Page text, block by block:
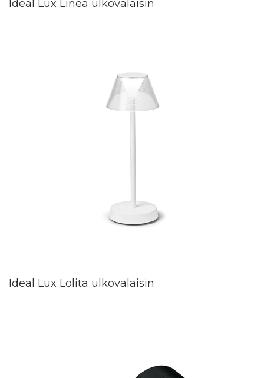
Ideal Lux Linea ulkovalaisin
Ideal Lux Lolita ulkovalaisin